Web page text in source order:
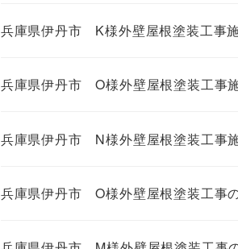
兵庫県伊丹市 K様外壁屋根塗装工事
兵庫県伊丹市 O様外壁屋根塗装工事
兵庫県伊丹市 N様外壁屋根塗装工事
兵庫県伊丹市 O様外壁屋根塗装工事